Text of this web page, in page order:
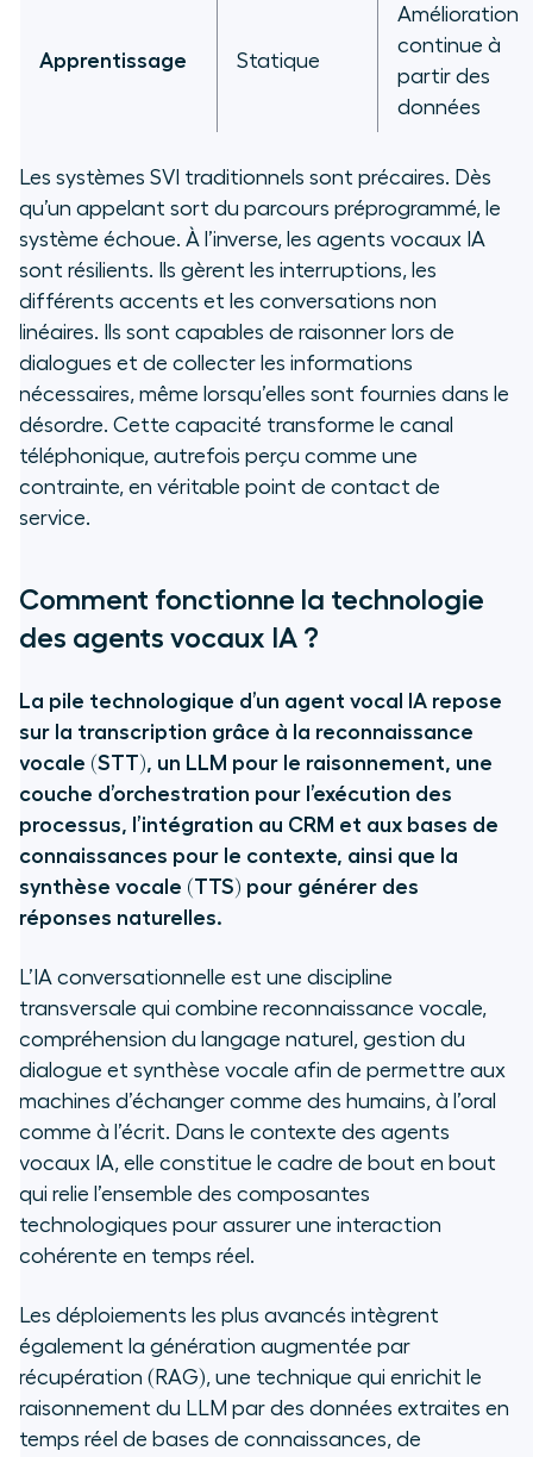
Apprentissage Statique
Amélioration
continue à
partir des
données
Les systèmes SVI traditionnels sont précaires. Dès
qu’un appelant sort du parcours préprogrammé, le
système échoue. À l’inverse, les agents vocaux IA
sont résilients. Ils gèrent les interruptions, les
différents accents et les conversations non
linéaires. Ils sont capables de raisonner lors de
dialogues et de collecter les informations
nécessaires, même lorsqu’elles sont fournies dans le
désordre. Cette capacité transforme le canal
téléphonique, autrefois perçu comme une
contrainte, en véritable point de contact de
service.
Comment fonctionne la technologie
des agents vocaux IA ?
La pile technologique d’un agent vocal IA repose
sur la transcription grâce à la reconnaissance
vocale (STT), un LLM pour le raisonnement, une
couche d’orchestration pour l’exécution des
processus, l’intégration au CRM et aux bases de
connaissances pour le contexte, ainsi que la
synthèse vocale (TTS) pour générer des
réponses naturelles.
L’IA conversationnelle est une discipline
transversale qui combine reconnaissance vocale,
compréhension du langage naturel, gestion du
dialogue et synthèse vocale afin de permettre aux
machines d’échanger comme des humains, à l’oral
comme à l’écrit. Dans le contexte des agents
vocaux IA, elle constitue le cadre de bout en bout
qui relie l’ensemble des composantes
technologiques pour assurer une interaction
cohérente en temps réel.
Les déploiements les plus avancés intègrent
également la génération augmentée par
récupération (RAG), une technique qui enrichit le
raisonnement du LLM par des données extraites en
temps réel de bases de connaissances, de